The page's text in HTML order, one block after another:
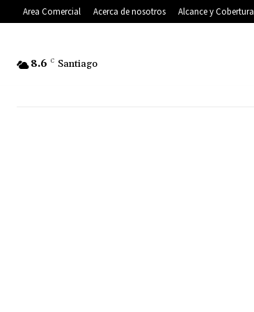
Area Comercial Acerca de nosotros Alcance y Cobertura
8.6 C Santiago